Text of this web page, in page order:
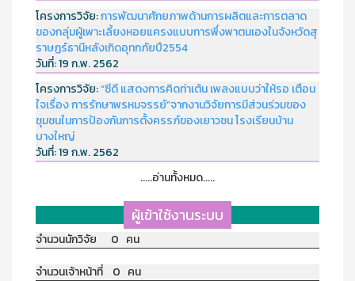
โครงการวิจัย:การพัฒนาศักยภาพด้านการผลิตและการตลาด
ของกลุ่มผู้เพาะเลี้ยงหอยแครงแบบการพึ่งพาตนเองในจังหวัดสุ
ราษฏร์ธานีหลังเกิดอุทกภัยปี2554
วันที่:19 ก.พ. 2562
โครงการวิจัย:“ซีดี แสดงการคิดท่าเต้น เพลงแบบว่าให้รอ เตือน
ใจเรื่อง การรักษาพรหมจรรย์”จากงานวิจัยการมีส่วนร่วมของ
ชุมชนในการป้องกันการตั้งครรภ์ของเยาวชน โรงเรียนบ้าน
บางใหญ่
วันที่:19 ก.พ. 2562
.....อ่านทั้งหมด.....
ผู้เข้าใช้งานระบบ
จำนวนนักวิจัย 0 คน
จำนวนเจ้าหน้าที่ 0 คน